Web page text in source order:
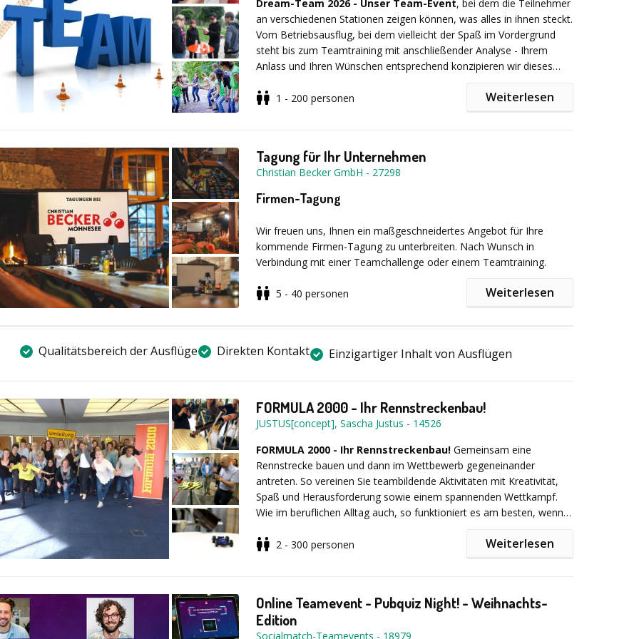
Betreuung durch professionelles Personal - Beschaffung aller
Lebensmittel und Kochutensilien - Material -
LocationscoutingPreise: ab 89€ p.P. inkl. Mwst.
Dream-Team 2026 - Unser Team-Event, bei dem die Teilnehmer
an verschiedenen Stationen zeigen können, was alles in ihnen steckt.
Vom Betriebsausflug, bei dem vielleicht der Spaß im Vordergrund
steht bis zum Teamtraining mit anschließender Analyse - Ihrem
Anlass und Ihren Wünschen entsprechend konzipieren wir dieses
Team-Aktionen und Aufgaben verschiedenster Art bieten wir Ihnen
auch Bogenschießen, Niedrigseilelemente, Seilbrückenbau etc. an.
Möglich ist sowohl ein Wettbewerb der Teams untereinander als
auch eine Variante, bei der durch das Zusammenspiel der
entwickeln wir auch für Sie ein individuelles Concept!
Ideal geeignet als:Betriebsausflug, Kick-Off, Rahmenprogramm und
ergänzendes Training für Seminar oder Workshop, Teambuilding,
Teamentwicklung, Teamtraining, etc.
1 - 200 personen Weiterlesen
Tagung für Ihr Unternehmen
Christian Becker GmbH - 27298
Firmen-Tagung
Wir freuen uns, Ihnen ein maßgeschneidertes Angebot für Ihre
kommende Firmen-Tagung zu unterbreiten. Nach Wunsch in
Verbindung mit einer Teamchallenge oder einem Teamtraining.
Unsere Eventlocation
bietet Ihnen nicht nur die ideale Infrastruktur
5 - 40 personen Weiterlesen
Qualitätsbereich der Ausflüge Direkten Kontakt Einzigartiger Inhalt von Ausflügen
FORMULA 2000 - Ihr Rennstreckenbau!
JUSTUS[concept], Sascha Justus - 14526
FORMULA 2000 - Ihr Rennstreckenbau! Gemeinsam eine
Rennstrecke bauen und dann im Wettbewerb gegeneinander
antreten. So vereinen Sie teambildende Aktivitäten mit Kreativität,
Spaß und Herausforderung sowie einem spannenden Wettkampf.
Wie im beruflichen Alltag auch, so funktioniert es am besten, wenn
Teilnehmer in kleinen Gruppen jeweils Teilabschnitte der Bahn bauen
natürlich sofort getestet wird!
nicht nur Geschwindigkeit, sondern auch punktgenaues Steuern ist
gefragt, denn es gilt, die Boxengassen und Plattformen so exakt
anzusteuern, dass dort ein Fahrerwechsel vorgenommen werden
2 - 300 personen Weiterlesen
Online Teamevent - Pubquiz Night! - Weihnachts-
Edition
Socialmatch-Teamevents - 18979